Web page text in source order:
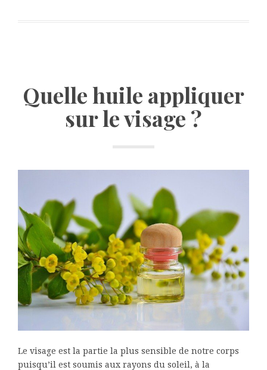
Quelle huile appliquer
sur le visage ?
Le visage est la partie la plus sensible de notre corps
puisqu’il est soumis aux rayons du soleil, à la